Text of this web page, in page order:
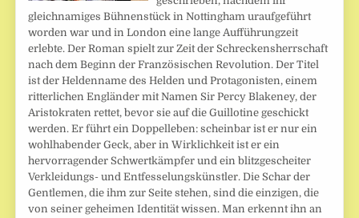
gleichnamiges Bühnenstück in Nottingham uraufgeführt
worden war und in London eine lange Aufführungzeit
erlebte. Der Roman spielt zur Zeit der Schreckensherrschaft
nach dem Beginn der Französischen Revolution. Der Titel
ist der Heldenname des Helden und Protagonisten, einem
ritterlichen Engländer mit Namen Sir Percy Blakeney, der
Aristokraten rettet, bevor sie auf die Guillotine geschickt
werden. Er führt ein Doppelleben: scheinbar ist er nur ein
wohlhabender Geck, aber in Wirklichkeit ist er ein
hervorragender Schwertkämpfer und ein blitzgescheiter
Verkleidungs- und Entfesselungskünstler. Die Schar der
Gentlemen, die ihm zur Seite stehen, sind die einzigen, die
von seiner geheimen Identität wissen. Man erkennt ihn an